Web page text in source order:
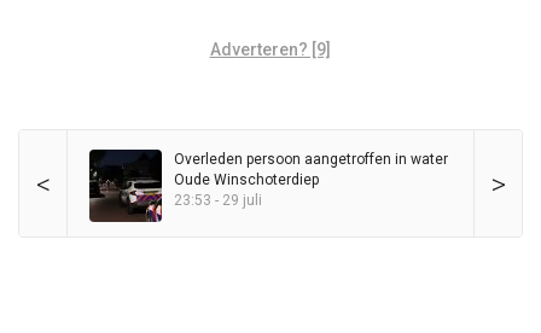
Adverteren? [9]
< >
Overleden persoon aangetroffen in water
Oude Winschoterdiep
23:53 - 29 juli